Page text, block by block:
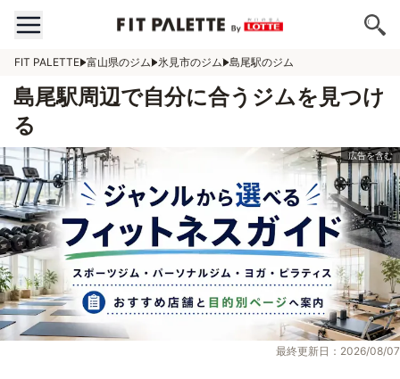
FIT PALETTE 富山県のジム 氷見市のジム 島尾駅のジム
島尾駅周辺で自分に合うジムを見つけ
る
最終更新日：2026/08/07